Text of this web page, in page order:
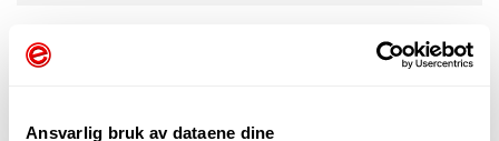
Ansvarlig bruk av dataene dine